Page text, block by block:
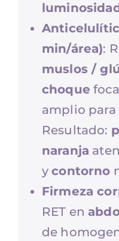
min/área):
muslos /
choque
amplio para
Resultado:
naranja
ycontorno
Firmeza
RET en
de